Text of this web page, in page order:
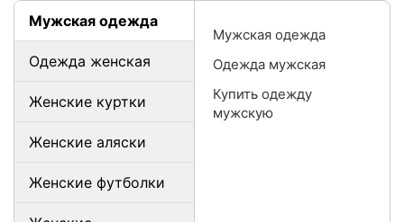
Мужская одежда
Одежда женская
Женские куртки
Женские аляски
Женские футболки
Мужская одежда
Одежда мужская
Купить одежду
мужскую